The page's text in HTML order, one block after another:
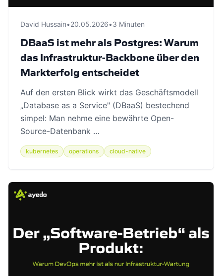
David Hussain•20.05.2026•3 Minuten
DBaaS ist mehr als Postgres: Warum
das Infrastruktur-Backbone über den
Markterfolg entscheidet
Auf den ersten Blick wirkt das Geschäftsmodell
„Database as a Service" (DBaaS) bestechend
simpel: Man nehme eine bewährte Open-
Source-Datenbank …
kubernetes operations cloud-native